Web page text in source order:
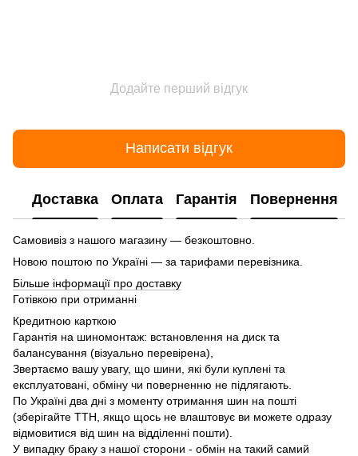
Додайте перший відгук
Написати відгук
Доставка Оплата Гарантія Повернення
Самовивіз з нашого магазину — безкоштовно.
Новою поштою по Україні — за тарифами перевізника.
Більше інформації про доставку
Готівкою при отриманні
Кредитною карткою
Гарантія на шиномонтаж: встановлення на диск та
балансування (візуально перевірена),
Звертаємо вашу увагу, що шини, які були куплені та
експлуатовані, обміну чи поверненню не підлягають.
По Україні два дні з моменту отримання шин на пошті
(зберігайте ТТН, якщо щось не влаштовує ви можете одразу
відмовитися від шин на відділенні пошти).
У випадку браку з нашої сторони - обмін на такий самий